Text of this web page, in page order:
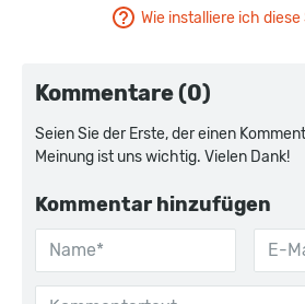
Wie installiere ich
Kommentare (0)
Seien Sie der Erste, der einen
Meinung ist uns wichtig. Vielen Dank!
Kommentar hinzufügen